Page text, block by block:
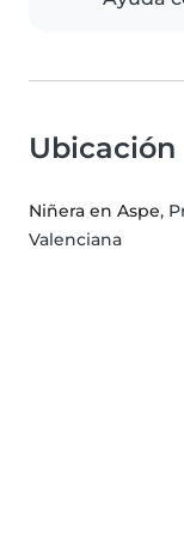
Ubicación
Niñera en Aspe,
Valenciana